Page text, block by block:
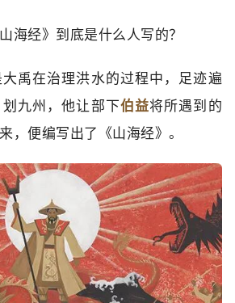
海经》到底是什么人写的？
禹在治理洪水的过程中，足迹遍
九州，他让部下伯益将所遇到的
，便编写出了《山海经》。